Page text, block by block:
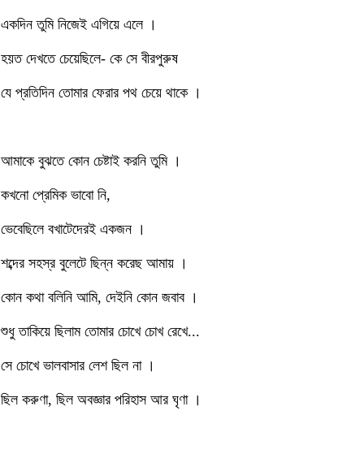
একদিন তুমি নিজেই এগিয়ে এলে ।
হয়ত দেখতে চেয়েছিলে- কে সে বীরপুরুষ
যে প্রতিদিন তোমার ফেরার পথ চেয়ে থাকে ।
আমাকে বুঝতে কোন চেষ্টাই করনি তুমি ।
কখনো প্রেমিক ভাবো নি,
ভেবেছিলে বখাটেদেরই একজন ।
শব্দের সহস্র বুলেটে ছিন্ন করেছ আমায় ।
কোন কথা বলিনি আমি, দেইনি কোন জবাব ।
শুধু তাকিয়ে ছিলাম তোমার চোখে চোখ রেখে...
সে চোখে ভালবাসার লেশ ছিল না ।
ছিল করুণা, ছিল অবজ্ঞার পরিহাস আর ঘৃণা ।